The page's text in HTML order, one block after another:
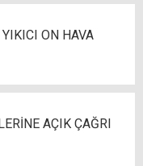
YIKICI ON HAVA
AÇIK ÇAĞRI